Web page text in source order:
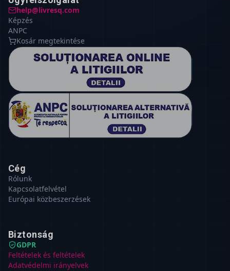
help@livresq.com
Képzés
ANPC
Kosár megtekintése
Cég
Rólunk
Kapcsolatfelvétel
Európai közbeszerzések
Biztonság
GDPR
Feltételek és feltételek
Adatvédelmi irányelvek